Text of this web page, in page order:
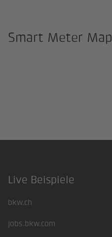
Smart Meter Map
Footer
Live Beispiele
bkw.ch
jobs.bkw.com